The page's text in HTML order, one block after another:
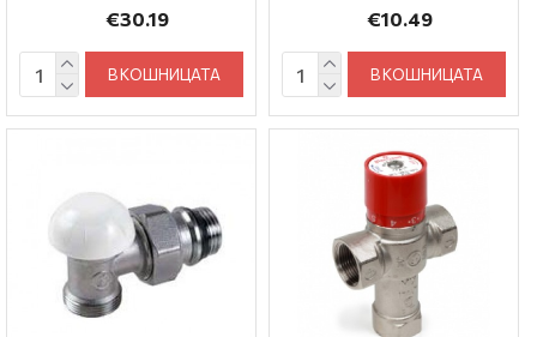
€30.19
В КОШНИЦАТА
€10.49
В КОШНИЦАТА